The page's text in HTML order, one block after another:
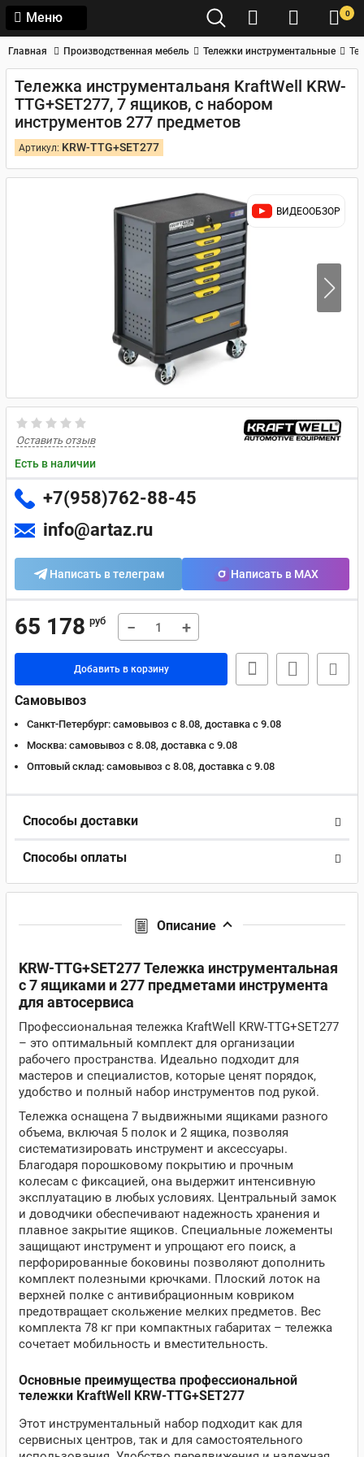
Меню 0
Главная Производственная мебель Тележки инструментальные
Тележка инструментальаня KraftWell KRW-
TTG+SET277, 7 ящиков, с набором
инструментов 277 предметов
Артикул: KRW-TTG+SET277
ВИДЕООБЗОР
Оставить отзыв
Есть в наличии
+7(958)762-88-45
info@artaz.ru
Написать в телеграм Написать в MAX
65 178 руб − +
Добавить в корзину
Самовывоз
Санкт-Петербург: самовывоз с 8.08, доставка c 9.08
Москва: самовывоз с 8.08, доставка c 9.08
Оптовый склад: самовывоз с 8.08, доставка c 9.08
Способы доставки
Способы оплаты
Описание
KRW-TTG+SET277 Тележка инструментальная
с 7 ящиками и 277 предметами инструмента
для автосервиса
Профессиональная тележка KraftWell KRW-TTG+SET277
– это оптимальный комплект для организации
рабочего пространства. Идеально подходит для
мастеров и специалистов, которые ценят порядок,
удобство и полный набор инструментов под рукой.
Тележка оснащена 7 выдвижными ящиками разного
объема, включая 5 полок и 2 ящика, позволяя
систематизировать инструмент и аксессуары.
Благодаря порошковому покрытию и прочным
колесам с фиксацией, она выдержит интенсивную
эксплуатацию в любых условиях. Центральный замок
и доводчики обеспечивают надежность хранения и
плавное закрытие ящиков. Специальные ложементы
защищают инструмент и упрощают его поиск, а
перфорированные боковины позволяют дополнить
комплект полезными крючками. Плоский лоток на
верхней полке с антивибрационным ковриком
предотвращает скольжение мелких предметов. Вес
комплекта 78 кг при компактных габаритах – тележка
сочетает мобильность и вместительность.
Основные преимущества профессиональной
тележки KraftWell KRW-TTG+SET277
Этот инструментальный набор подходит как для
сервисных центров, так и для самостоятельного